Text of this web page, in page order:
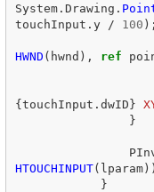
System. Drawing .
touchInput . y / 100 );
HWND ( hwnd ), ref
{ touchInput . dwID }
}
HTOUCHINPUT( lparam
}